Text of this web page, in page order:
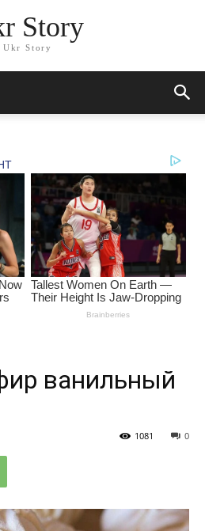
Story
Ukr Story
ванильный
0
1081